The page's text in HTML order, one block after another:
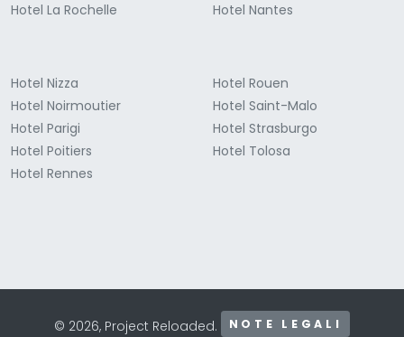
Hotel La Rochelle
Hotel Nantes
Hotel Nizza
Hotel Noirmoutier
Hotel Parigi
Hotel Poitiers
Hotel Rennes
Hotel Rouen
Hotel Saint-Malo
Hotel Strasburgo
Hotel Tolosa
© 2026, Project Reloaded. NOTE LEGALI